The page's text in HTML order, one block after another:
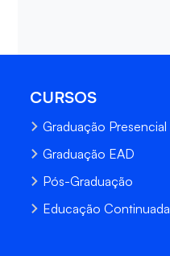
CURSOS
Graduação Presencial
Graduação EAD
Pós-Graduação
Educação Continuada